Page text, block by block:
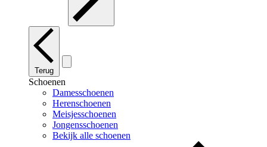
Terug
Schoenen
Damesschoenen
Herenschoenen
Meisjesschoenen
Jongensschoenen
Bekijk alle schoenen